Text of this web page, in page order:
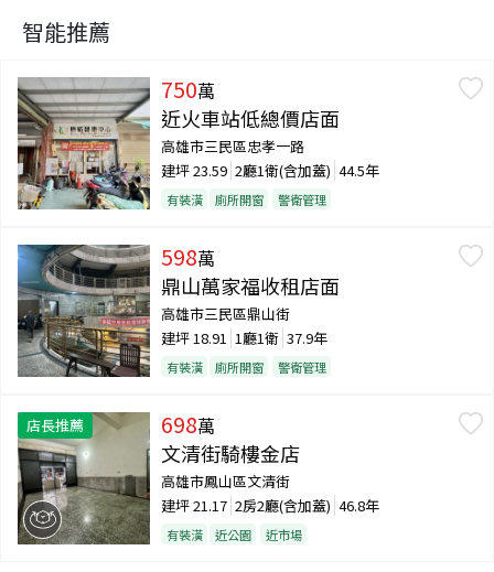
智能推薦
750萬
近火車站低總價店面
高雄市三民區忠孝一路
建坪23.59 2廳1衛(含加蓋) 44.5年
有裝潢 廁所開窗 警衛管理
598萬
鼎山萬家福收租店面
高雄市三民區鼎山街
建坪18.91 1廳1衛 37.9年
有裝潢 廁所開窗 警衛管理
店長推薦 698萬
文清街騎樓金店
高雄市鳳山區文清街
建坪21.17 2房2廳(含加蓋) 46.8年
有裝潢 近公園 近市場